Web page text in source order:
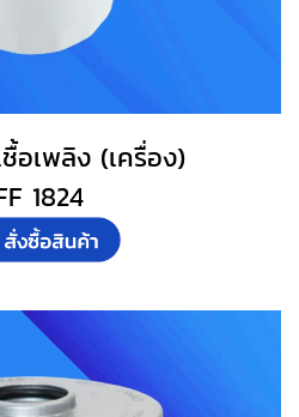
อเพลิง (เครื่อง)
1824